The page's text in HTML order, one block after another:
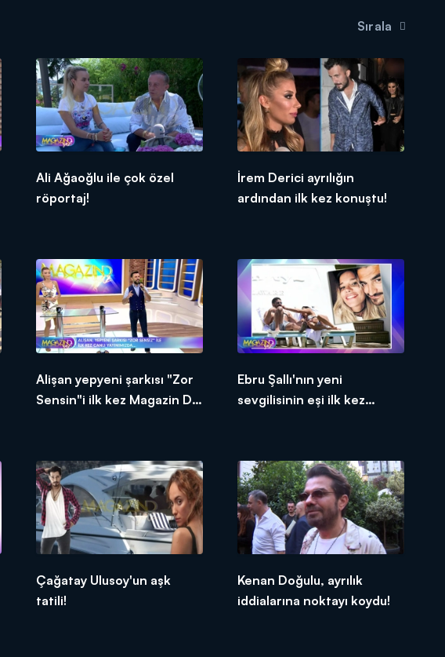
Sırala
Ali Ağaoğlu ile çok özel
röportaj!
İrem Derici ayrılığın
ardından ilk kez konuştu!
Alişan yepyeni şarkısı "Zor
Sensin"i ilk kez Magazin D
Ebru Şallı'nın yeni
sevgilisinin eşi ilk kez
Çağatay Ulusoy'un aşk
tatili!
Kenan Doğulu, ayrılık
iddialarına noktayı koydu!